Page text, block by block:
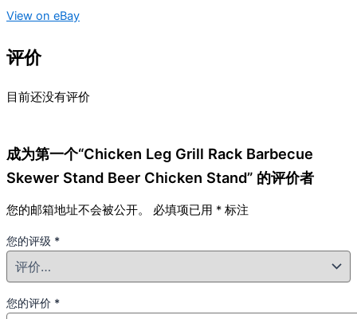
View on eBay
评价
目前还没有评价
成为第一个“Chicken Leg Grill Rack Barbecue
Skewer Stand Beer Chicken Stand” 的评价者
您的邮箱地址不会被公开。 必填项已用 * 标注
您的评级 *
您的评价 *